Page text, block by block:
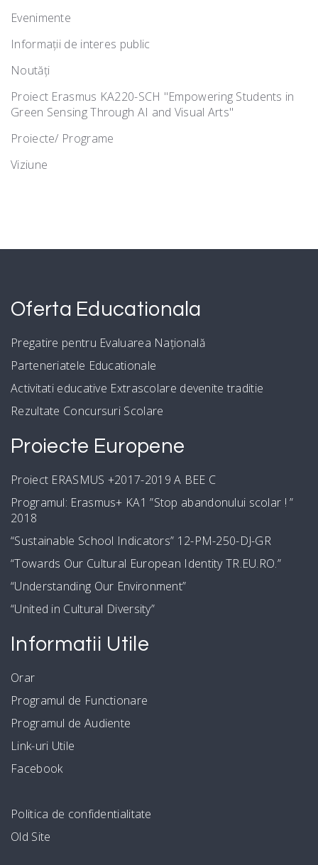
Evenimente
Informații de interes public
Noutăţi
Proiect Erasmus KA220-SCH "Empowering Students in
Green Sensing Through AI and Visual Arts"
Proiecte/ Programe
Viziune
Oferta Educationala
Pregatire pentru Evaluarea Națională
Parteneriatele Educationale
Activitati educative Extrascolare devenite traditie
Rezultate Concursuri Scolare
Proiecte Europene
Proiect ERASMUS +2017-2019 A BEE C
Programul: Erasmus+ KA1 ”Stop abandonului scolar ! ”
2018
“Sustainable School Indicators” 12-PM-250-DJ-GR
“Towards Our Cultural European Identity TR.EU.RO.”
“Understanding Our Environment”
“United in Cultural Diversity”
Informatii Utile
Orar
Programul de Functionare
Programul de Audiente
Link-uri Utile
Facebook
Politica de confidentialitate
Old Site